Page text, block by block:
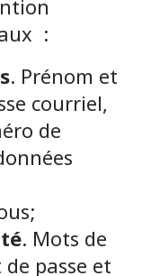
:
. Prénom et
courriel,
de
. Mots de
passe et